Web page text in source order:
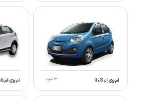
ام وی ام ۱۱۰S ۳ تیپ ام وی ام ۳۱۵